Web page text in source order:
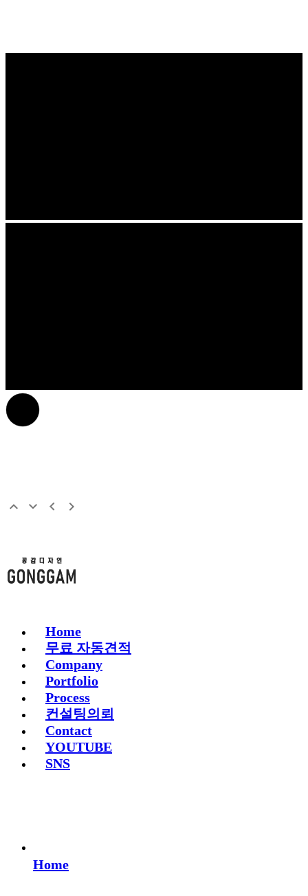
Home
무료 자동견적
Company
Portfolio
Process
컨설팅의뢰
Contact
YOUTUBE
SNS
Home